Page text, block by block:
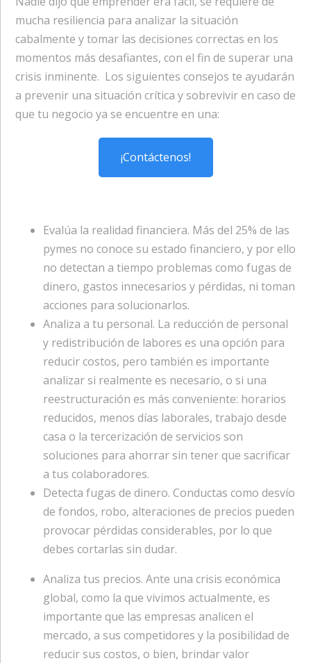
mucha resiliencia para analizar la situación
cabalmente y tomar las decisiones correctas en los
momentos más desafiantes, con el fin de superar una
crisis inminente. Los siguientes consejos te ayudarán
a prevenir una situación crítica y sobrevivir en caso de
que tu negocio ya se encuentre en una:
¡Contáctenos!
Evalúa la realidad financiera. Más del 25% de las
pymes no conoce su estado financiero, y por ello
no detectan a tiempo problemas como fugas de
dinero, gastos innecesarios y pérdidas, ni toman
acciones para solucionarlos.
Analiza a tu personal. La reducción de personal
y redistribución de labores es una opción para
reducir costos, pero también es importante
analizar si realmente es necesario, o si una
reestructuración es más conveniente: horarios
reducidos, menos días laborales, trabajo desde
casa o la tercerización de servicios son
soluciones para ahorrar sin tener que sacrificar
a tus colaboradores.
Detecta fugas de dinero. Conductas como desvío
de fondos, robo, alteraciones de precios pueden
provocar pérdidas considerables, por lo que
debes cortarlas sin dudar.
Analiza tus precios. Ante una crisis económica
global, como la que vivimos actualmente, es
importante que las empresas analicen el
mercado, a sus competidores y la posibilidad de
reducir sus costos, o bien, brindar valor